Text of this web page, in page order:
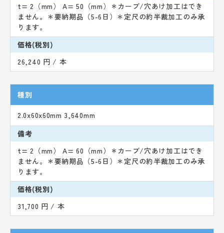
t= 2（mm） A= 50（mm）＊カーブ/穴あけ加工はでき
ません。＊要納期品（5-6日）＊定尺の約半裁加工のみ承
ります。
価格(税別)
26,240 円 / 本
種別
2.0x60x60mm 3,640mm
備考
t= 2（mm） A= 60（mm）＊カーブ/穴あけ加工はでき
ません。＊要納期品（5-6日）＊定尺の約半裁加工のみ承
ります。
価格(税別)
31,700 円 / 本